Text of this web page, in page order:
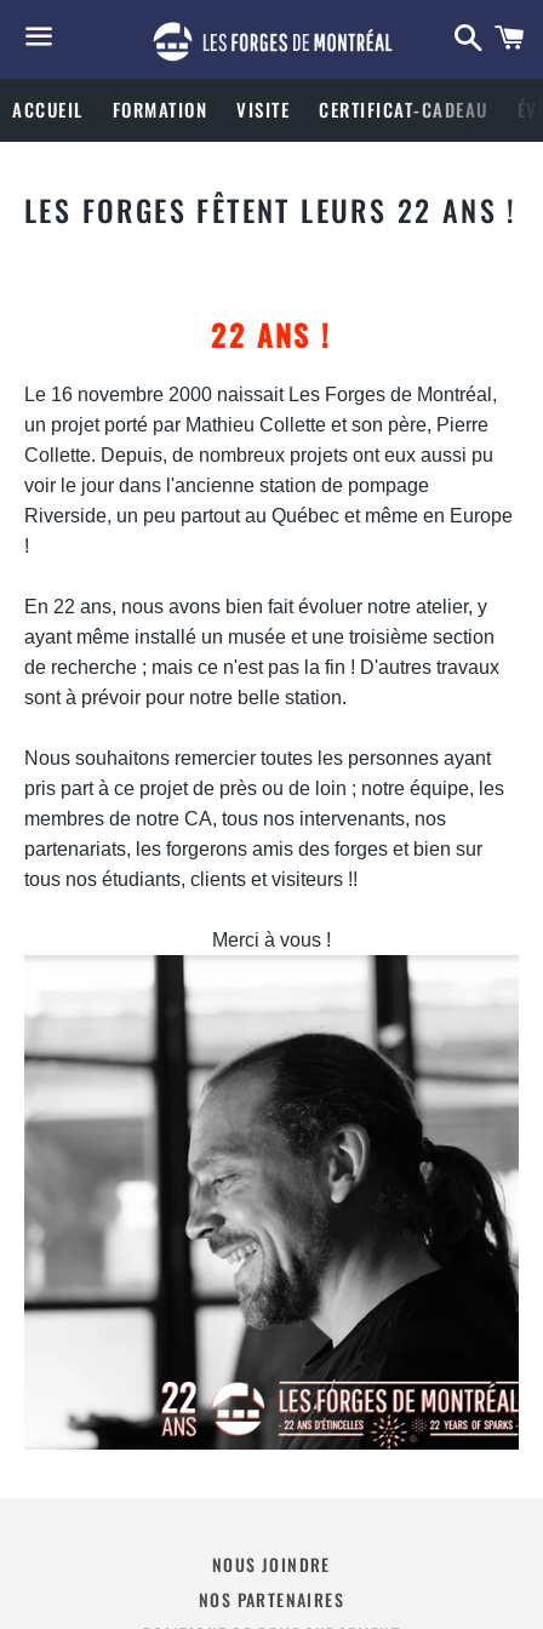
Search
ACCUEIL FORMATION VISITE CERTIFICAT-CADEAU
LES FORGES FÊTENT LEURS 22 ANS !
22 ANS !
Le 16 novembre 2000 naissait Les Forges de Montréal,
un projet porté par Mathieu Collette et son père, Pierre
Collette. Depuis, de nombreux projets ont eux aussi pu
voir le jour dans l'ancienne station de pompage
Riverside, un peu partout au Québec et même en Europe
!
En 22 ans, nous avons bien fait évoluer notre atelier, y
ayant même installé un musée et une troisième section
de recherche ; mais ce n'est pas la fin ! D'autres travaux
sont à prévoir pour notre belle station.
Nous souhaitons remercier toutes les personnes ayant
pris part à ce projet de près ou de loin ; notre équipe, les
membres de notre CA, tous nos intervenants, nos
partenariats, les forgerons amis des forges et bien sur
tous nos étudiants, clients et visiteurs !!
Merci à vous !
NOUS JOINDRE
NOS PARTENAIRES